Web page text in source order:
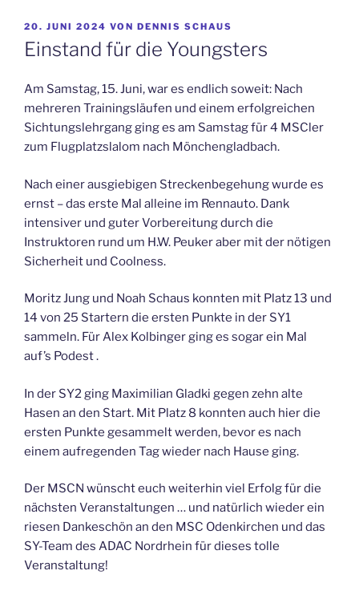
VERÖFFENTLICHT
AM
20. JUNI 2024 VON DENNIS SCHAUS
Einstand für die Youngsters
Am Samstag, 15. Juni, war es endlich soweit: Nach
mehreren Trainingsläufen und einem erfolgreichen
Sichtungslehrgang ging es am Samstag für 4 MSCler
zum Flugplatzslalom nach Mönchengladbach.
Nach einer ausgiebigen Streckenbegehung wurde es
ernst – das erste Mal alleine im Rennauto. Dank
intensiver und guter Vorbereitung durch die
Instruktoren rund um H.W. Peuker aber mit der nötigen
Sicherheit und Coolness.
Moritz Jung und Noah Schaus konnten mit Platz 13 und
14 von 25 Startern die ersten Punkte in der SY1
sammeln. Für Alex Kolbinger ging es sogar ein Mal
auf’s Podest .
In der SY2 ging Maximilian Gladki gegen zehn alte
Hasen an den Start. Mit Platz 8 konnten auch hier die
ersten Punkte gesammelt werden, bevor es nach
einem aufregenden Tag wieder nach Hause ging.
Der MSCN wünscht euch weiterhin viel Erfolg für die
nächsten Veranstaltungen … und natürlich wieder ein
riesen Dankeschön an den MSC Odenkirchen und das
SY-Team des ADAC Nordrhein für dieses tolle
Veranstaltung!